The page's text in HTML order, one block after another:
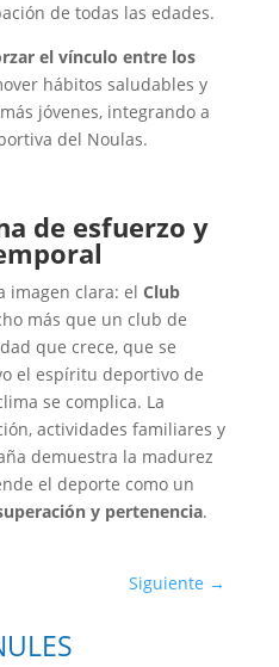
de todas las edades.
el vínculo entre los
hábitos saludables y
jóvenes, integrando a
del Noulas.
de esfuerzo y
imagen clara: el Club
más que un club de
que crece, que se
el espíritu deportivo de
se complica. La
actividades familiares y
demuestra la madurez
el deporte como un
y pertenencia.
Siguiente →